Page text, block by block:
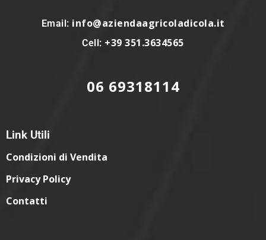
Email: info@aziendaagricoladicola.it
Cell: +39 351.3634565
06 69318114
Link Utili
Condizioni di Vendita
Privacy Policy
Contatti